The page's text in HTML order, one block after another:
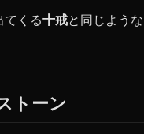
てくる十戒と同じような
トーン